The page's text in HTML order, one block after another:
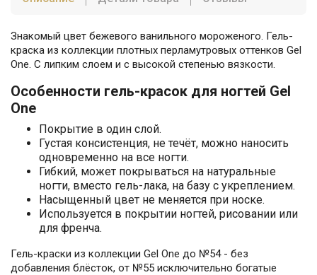
Знакомый цвет бежевого ванильного мороженого. Гель-
краска из коллекции плотных перламутровых оттенков Gel
One. С липким слоем и с высокой степенью вязкости.
Особенности гель-красок для ногтей Gel
One
Покрытие в один слой.
Густая консистенция, не течёт, можно наносить
одновременно на все ногти.
Гибкий, может покрываться на натуральные
ногти, вместо гель-лака, на базу с укреплением.
Насыщенный цвет не меняется при носке.
Используется в покрытии ногтей, рисовании или
для френча.
Гель-краски из коллекции Gel One до №54 - без
добавления блёсток, от №55 исключительно богатые